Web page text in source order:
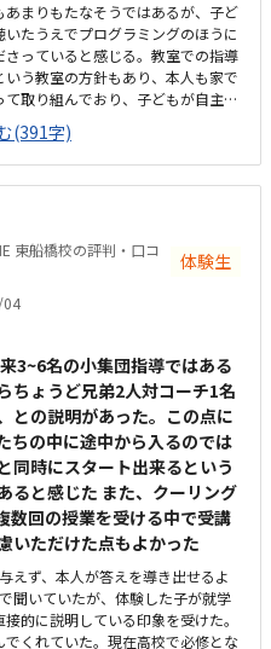
まりもたなそうではあるが、子ど
たうえでプログラミングのほうに
っていると感じる。教室での指導
う教室の方針もあり、本人も家で
取り組んでおり、子どもが自主的
からも程近く、駐輪場もあるため
グHALLOを目的に来ると個別指導
少し迷ってしまった。プログラミ
われているため、プログラミング
聞こえる。全体的に学習に集中で
がまだ未就学児であるため、未就
ように感じる。
(391字)
東船橋校の評判・口コ
体験生
04
3~6名の小集団指導ではある
ちょうど兄弟2人対コーチ1名
との説明があった。この点に
ちの中に途中から入るのでは
同時にスタート出来るという
ると感じた また、クーリング
数回の授業を受ける中で受講
いただけた点もよかった
えず、本人が答えを導き出せるよ
聞いていたが、体験した子が就学
的に説明している印象を受けた。
くれていた。現在高校で必修とな